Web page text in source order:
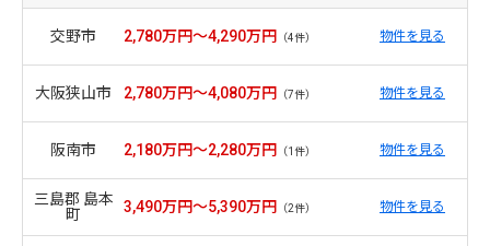
交野市 2,780万円～4,290万円 （4件） 物件を見る
大阪狭山市 2,780万円～4,080万円 （7件） 物件を見る
阪南市 2,180万円～2,280万円 （1件） 物件を見る
三島郡 島本
町
3,490万円～5,390万円 （2件） 物件を見る